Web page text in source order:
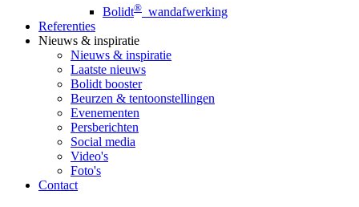
Bolidt® wandafwerking
Referenties
Nieuws & inspiratie
Nieuws & inspiratie
Laatste nieuws
Bolidt booster
Beurzen & tentoonstellingen
Evenementen
Persberichten
Social media
Video's
Foto's
Contact